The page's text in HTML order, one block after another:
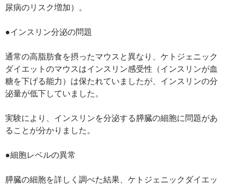
尿病のリスク増加）。
●インスリン分泌の問題
通常の高脂肪食を摂ったマウスと異なり、ケトジェニック
ダイエットのマウスはインスリン感受性（インスリンが血
糖を下げる能力）は保たれていましたが、インスリンの分
泌量が低下していました。
実験により、インスリンを分泌する膵臓の細胞に問題があ
ることが分かりました。
●細胞レベルの異常
膵臓の細胞を詳しく調べた結果、ケトジェニックダイエッ